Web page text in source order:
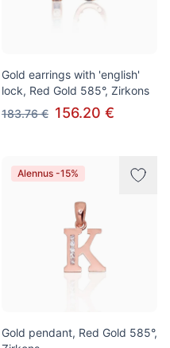
Gold earrings with 'english'
lock, Red Gold 585°, Zirkons
183.76 € 156.20 €
Alennus -15%
Gold pendant, Red Gold 585°,